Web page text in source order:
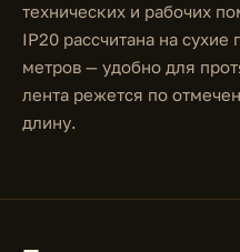
технических и рабочих
IP20 рассчитана на
метров — удобно для
лента режется по
длину.